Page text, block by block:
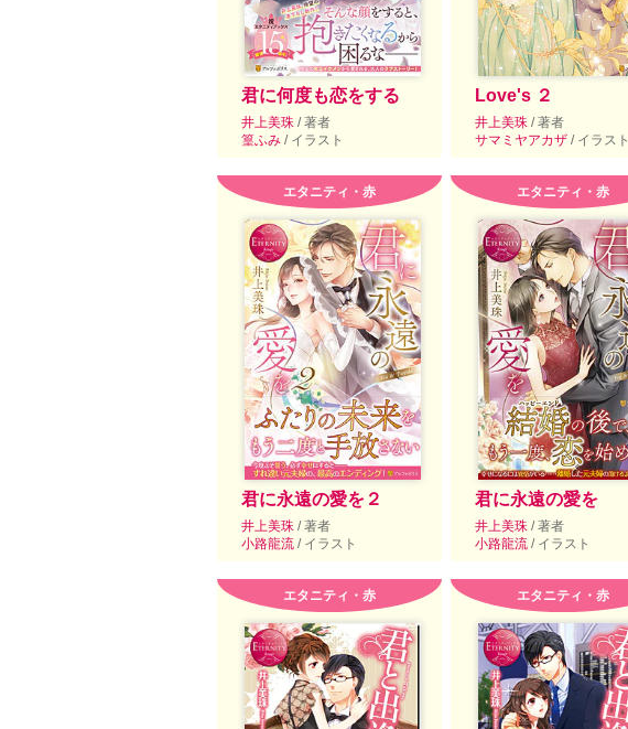
君に何度も恋をする
井上美珠 / 著者
篁ふみ / イラスト
Love's ２
井上美珠 / 著者
サマミヤアカザ / イラスト
エタニティ・赤
君に永遠の愛を２
井上美珠 / 著者
小路龍流 / イラスト
エタニティ・赤
君に永遠の愛を
井上美珠 / 著者
小路龍流 / イラスト
エタニティ・赤 エタニティ・赤